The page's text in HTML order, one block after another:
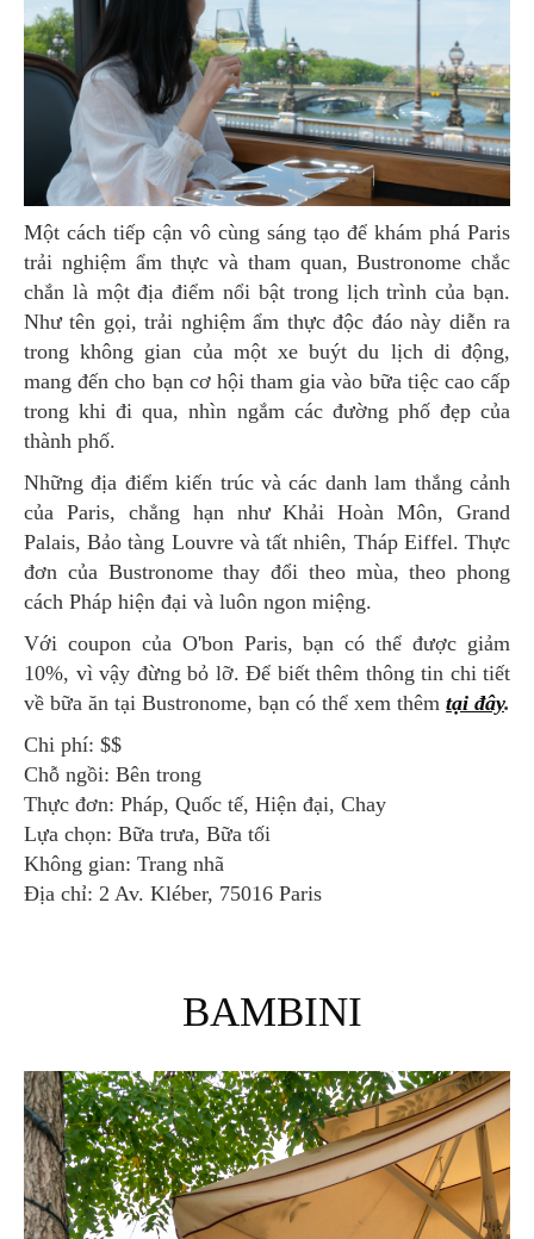
Một cách tiếp cận vô cùng sáng tạo để khám phá Paris
trải nghiệm ẩm thực và tham quan, Bustronome chắc
chắn là một địa điểm nổi bật trong lịch trình của bạn.
Như tên gọi, trải nghiệm ẩm thực độc đáo này diễn ra
trong không gian của một xe buýt du lịch di động,
mang đến cho bạn cơ hội tham gia vào bữa tiệc cao cấp
trong khi đi qua, nhìn ngắm các đường phố đẹp của
thành phố.
Những địa điểm kiến trúc và các danh lam thắng cảnh
của Paris, chẳng hạn như Khải Hoàn Môn, Grand
Palais, Bảo tàng Louvre và tất nhiên, Tháp Eiffel. Thực
đơn của Bustronome thay đổi theo mùa, theo phong
cách Pháp hiện đại và luôn ngon miệng.
Với coupon của O'bon Paris, bạn có thể được giảm
10%, vì vậy đừng bỏ lỡ. Để biết thêm thông tin chi tiết
về bữa ăn tại Bustronome, bạn có thể xem thêm tại đây.
Chi phí: $$
Chỗ ngồi: Bên trong
Thực đơn: Pháp, Quốc tế, Hiện đại, Chay
Lựa chọn: Bữa trưa, Bữa tối
Không gian: Trang nhã
Địa chỉ: 2 Av. Kléber, 75016 Paris
BAMBINI